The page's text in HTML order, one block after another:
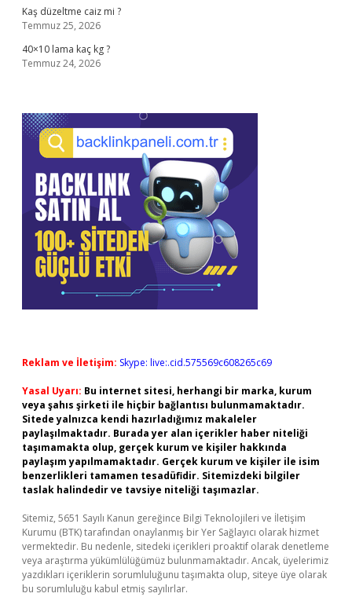
Kaş düzeltme caiz mi ?
Temmuz 25, 2026
40×10 lama kaç kg ?
Temmuz 24, 2026
Reklam ve İletişim: Skype: live:.cid.575569c608265c69
Yasal Uyarı: Bu internet sitesi, herhangi bir marka, kurum
veya şahıs şirketi ile hiçbir bağlantısı bulunmamaktadır.
Sitede yalnızca kendi hazırladığımız makaleler
paylaşılmaktadır. Burada yer alan içerikler haber niteliği
taşımamakta olup, gerçek kurum ve kişiler hakkında
paylaşım yapılmamaktadır. Gerçek kurum ve kişiler ile isim
benzerlikleri tamamen tesadüfidir. Sitemizdeki bilgiler
taslak halindedir ve tavsiye niteliği taşımazlar.
Sitemiz, 5651 Sayılı Kanun gereğince Bilgi Teknolojileri ve İletişim
Kurumu (BTK) tarafından onaylanmış bir Yer Sağlayıcı olarak hizmet
vermektedir. Bu nedenle, sitedeki içerikleri proaktif olarak denetleme
veya araştırma yükümlülüğümüz bulunmamaktadır. Ancak, üyelerimiz
yazdıkları içeriklerin sorumluluğunu taşımakta olup, siteye üye olarak
bu sorumluluğu kabul etmiş sayılırlar.